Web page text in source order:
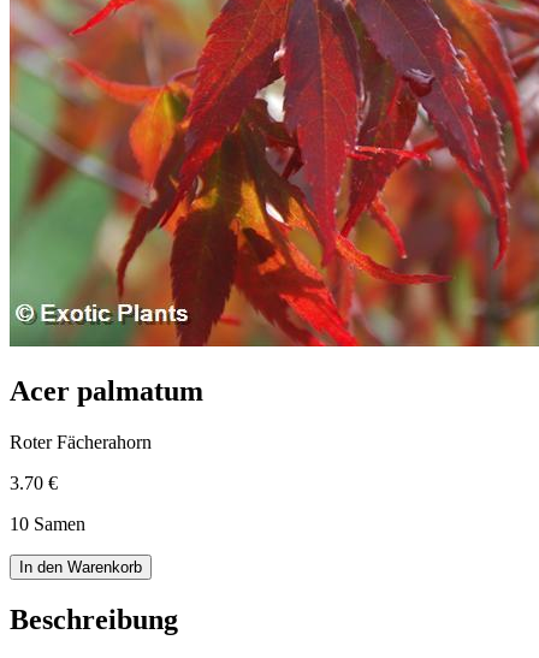
Acer palmatum
Roter Fächerahorn
3.70 €
10 Samen
In den Warenkorb
Beschreibung